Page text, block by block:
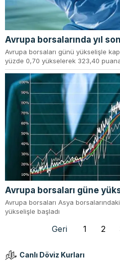
Avrupa borsalarında yıl
Avrupa borsaları günü yükselişle
yüzde 0,70 yükselerek 323,40
Avrupa borsaları güne
Avrupa borsaları Asya
yükselişle başladı
Geri 1 2
Canlı Döviz Kurları